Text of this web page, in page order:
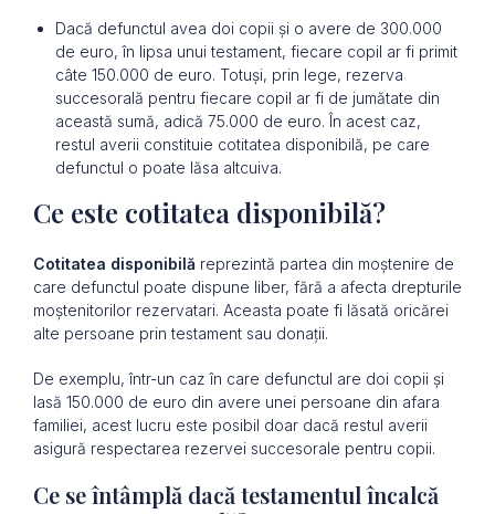
Dacă defunctul avea doi copii și o avere de 300.000
de euro, în lipsa unui testament, fiecare copil ar fi primit
câte 150.000 de euro. Totuși, prin lege, rezerva
succesorală pentru fiecare copil ar fi de jumătate din
această sumă, adică 75.000 de euro. În acest caz,
restul averii constituie cotitatea disponibilă, pe care
defunctul o poate lăsa altcuiva.
Ce este cotitatea disponibilă?
Cotitatea disponibilă reprezintă partea din moștenire de
care defunctul poate dispune liber, fără a afecta drepturile
moștenitorilor rezervatari. Aceasta poate fi lăsată oricărei
alte persoane prin testament sau donații.
De exemplu, într-un caz în care defunctul are doi copii și
lasă 150.000 de euro din avere unei persoane din afara
familiei, acest lucru este posibil doar dacă restul averii
asigură respectarea rezervei succesorale pentru copii.
Ce se întâmplă dacă testamentul încalcă